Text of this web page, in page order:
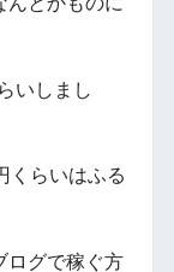
いしまし
くらいはふる
ログで稼ぐ方